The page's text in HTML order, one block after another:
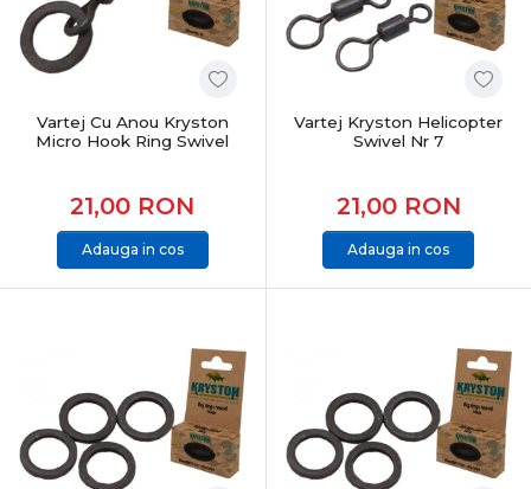
Vartej Cu Anou Kryston
Micro Hook Ring Swivel
21,00 RON
Adauga in cos
Vartej Kryston Helicopter
Swivel Nr 7
21,00 RON
Adauga in cos